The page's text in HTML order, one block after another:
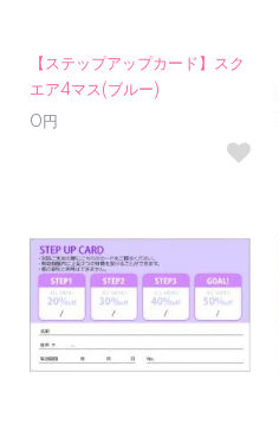
【ステップアップカード】スク
エア4マス(ブルー)
0円